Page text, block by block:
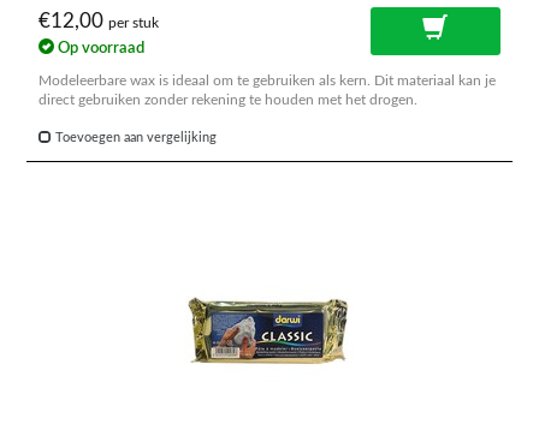
€12,00 per stuk
Op voorraad
Modeleerbare wax is ideaal om te gebruiken als kern. Dit materiaal kan je
direct gebruiken zonder rekening te houden met het drogen.
Toevoegen aan vergelijking